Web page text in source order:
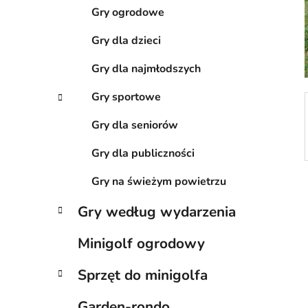
Gry ogrodowe
Gry dla dzieci
Gry dla najmłodszych
Gry sportowe
Gry dla seniorów
Gry dla publiczności
Gry na świeżym powietrzu
Gry według wydarzenia
Minigolf ogrodowy
Sprzęt do minigolfa